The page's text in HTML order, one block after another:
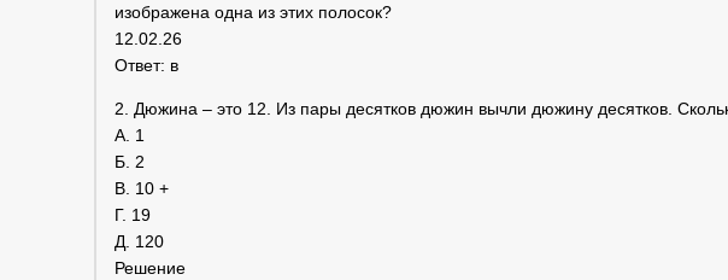
изображена одна из этих полосок?
12.02.26
Ответ: в
2. Дюжина – это 12. Из пары десятков дюжин вычли дюжину десятков.
А. 1
Б. 2
В. 10 +
Г. 19
Д. 120
Решение